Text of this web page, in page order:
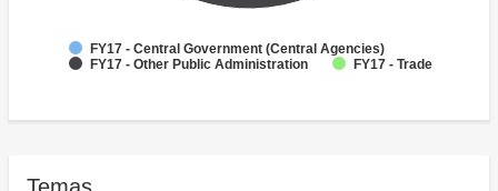
FY17 - Central Government (Central Agencies)
FY17 - Other Public Administration
FY17 - Trade